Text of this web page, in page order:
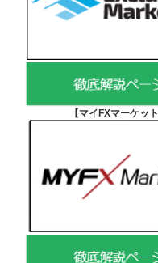
【マイFXマーケット